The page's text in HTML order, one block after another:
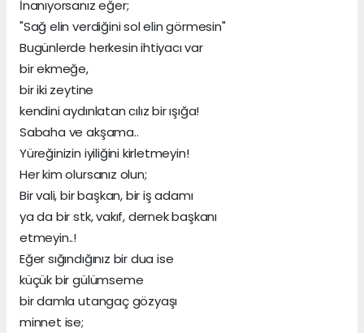
İnanıyorsanız eğer;
"Sağ elin verdiğini sol elin görmesin"
Bugünlerde herkesin ihtiyacı var
bir ekmeğe,
bir iki zeytine
kendini aydınlatan cılız bir ışığa!
Sabaha ve akşama..
Yüreğinizin iyiliğini kirletmeyin!
Her kim olursanız olun;
Bir vali, bir başkan, bir iş adamı
ya da bir stk, vakıf, dernek başkanı
etmeyin..!
Eğer sığındığınız bir dua ise
küçük bir gülümseme
bir damla utangaç gözyaşı
minnet ise;